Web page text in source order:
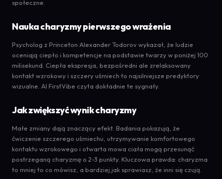
społeczne.
Nauka charyzmy pierwszego wrażenia
Psycholog z Princeton Alexander Todorov wykazał, że ludzie
oceniają ciepło i kompetencje na podstawie twarzy w poniżej 100
milisekund. Ciepła ekspresja, bezpośredni ale zrelaksowany
kontakt wzrokowy i szczery uśmiech to najsilniejsze predyktory
wizualne. AI FirstVibe czyta dokładnie te sygnały.
Jak zwiększyć wynik charyzmy
Małe zmiany dają znaczący efekt. Badania pokazują, że
ćwiczenie szczerego uśmiechu, utrzymywanie komfortowego
kontaktu wzrokowego i otwarta mowa ciała mogą przesunąć
postrzeganą charyzmę o 2-3 punkty. Kluczowa prawda: charyzma
to mniej to co mówisz, a bardziej jak sprawiasz, że inni się czują.